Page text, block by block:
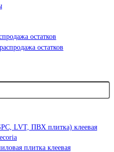
остатков
остатков
LVT, ПВХ плитка) клеевая
плитка клеевая